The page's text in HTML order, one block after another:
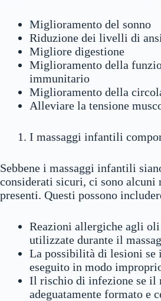
Miglioramento del sonno
Riduzione dei livelli di
Migliore digestione
Miglioramento della
immunitario
Miglioramento della
Alleviare la tensione
I massaggi infantili
Sebbene i massaggi infantili
considerati sicuri, ci sono alcuni
presenti. Questi possono
Reazioni allergiche agli
utilizzate durante il
La possibilità di lesioni se
eseguito in modo
Il rischio di infezione se il
adeguatamente formato e